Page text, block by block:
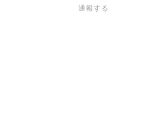
通報する